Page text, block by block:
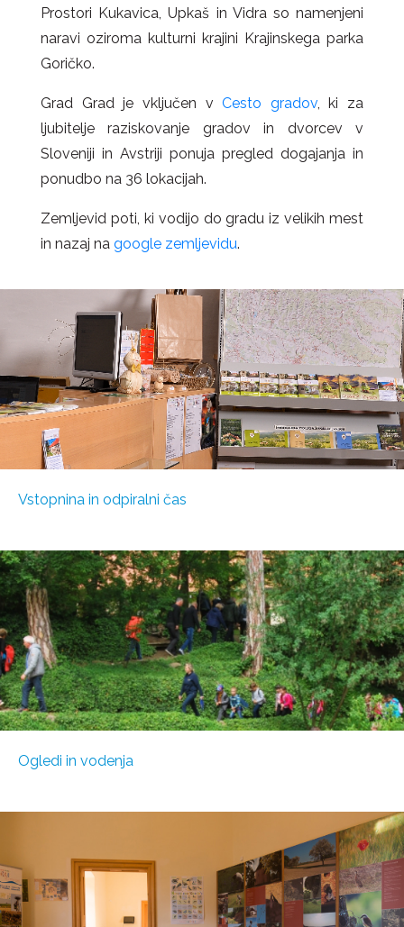
Prostori Kukavica, Upkaš in Vidra so namenjeni
naravi oziroma kulturni krajini Krajinskega parka
Goričko.
Grad Grad je vključen vCesto gradov, ki za
ljubitelje raziskovanje gradov in dvorcev v
Sloveniji in Avstriji ponuja pregled dogajanja in
ponudbo na 36 lokacijah.
Zemljevid poti, ki vodijo do gradu iz velikih mest
in nazaj na google zemljevidu.
Vstopnina in odpiralni čas
Ogledi in vodenja